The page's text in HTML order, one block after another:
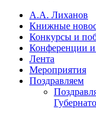
А.А. Лиханов
Книжные
Конкурсы и
Конференции
Лента
Мероприятия
Поздравляем